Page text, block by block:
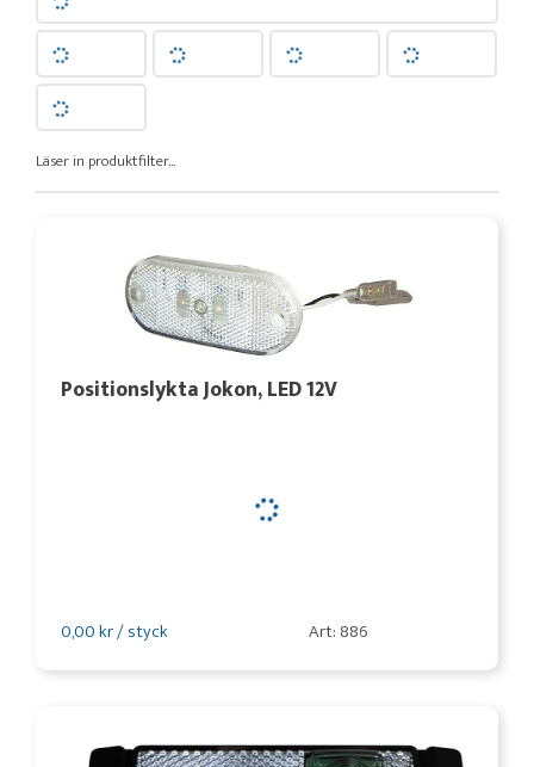
Läser in produktfilter...
Positionslykta Jokon, LED 12V
0,00 kr / styck Art: 886